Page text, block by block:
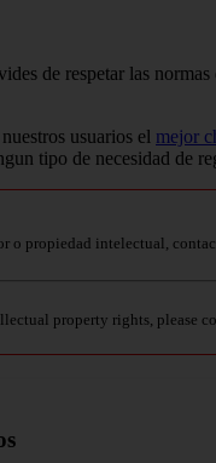
de respetar las
usuarios el mejor
tipo de necesidad de
o propiedad intelectual,
property rights, please